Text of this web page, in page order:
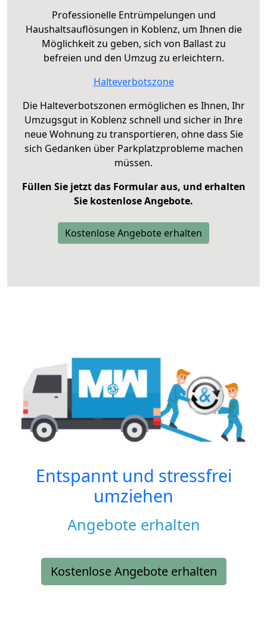
Professionelle Entrümpelungen und
Haushaltsauflösungen in Koblenz, um Ihnen die
Möglichkeit zu geben, sich von Ballast zu
befreien und den Umzug zu erleichtern.
Halteverbotszone
Die Halteverbotszonen ermöglichen es Ihnen, Ihr
Umzugsgut in Koblenz schnell und sicher in Ihre
neue Wohnung zu transportieren, ohne dass Sie
sich Gedanken über Parkplatzprobleme machen
müssen.
Füllen Sie jetzt das Formular aus, und erhalten
Sie kostenlose Angebote.
Kostenlose Angebote erhalten
Entspannt und stressfrei
umziehen
Angebote erhalten
Kostenlose Angebote erhalten